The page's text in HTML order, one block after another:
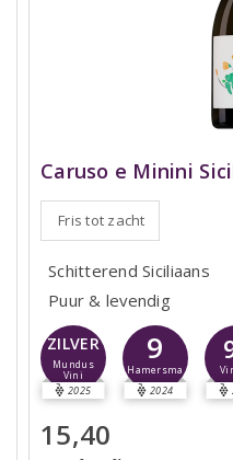
Caruso e Minini
Fris tot zacht
Schitterend Siciliaans
Puur & levendig
ZILVER
Mundus
Vini
2025
9
Hamersma
2024
15,40